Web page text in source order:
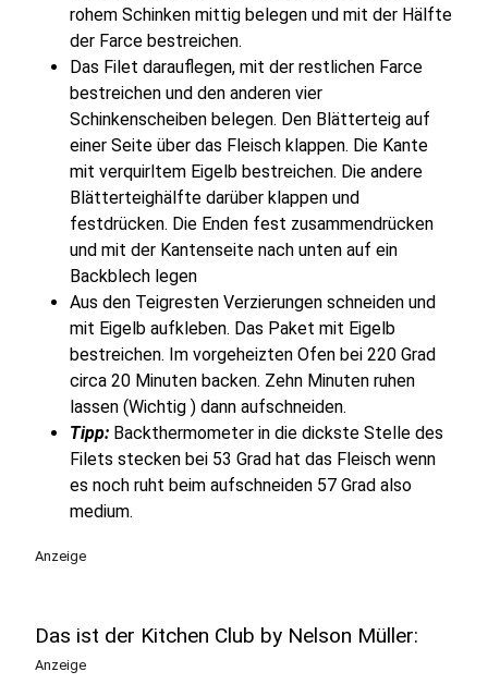
rohem Schinken mittig belegen und mit der Hälfte
der Farce bestreichen.
Das Filet darauflegen, mit der restlichen Farce
bestreichen und den anderen vier
Schinkenscheiben belegen. Den Blätterteig auf
einer Seite über das Fleisch klappen. Die Kante
mit verquirltem Eigelb bestreichen. Die andere
Blätterteighälfte darüber klappen und
festdrücken. Die Enden fest zusammendrücken
und mit der Kantenseite nach unten auf ein
Backblech legen
Aus den Teigresten Verzierungen schneiden und
mit Eigelb aufkleben. Das Paket mit Eigelb
bestreichen. Im vorgeheizten Ofen bei 220 Grad
circa 20 Minuten backen. Zehn Minuten ruhen
lassen (Wichtig ) dann aufschneiden.
Tipp: Backthermometer in die dickste Stelle des
Filets stecken bei 53 Grad hat das Fleisch wenn
es noch ruht beim aufschneiden 57 Grad also
medium.
Anzeige
Das ist der Kitchen Club by Nelson Müller:
Anzeige